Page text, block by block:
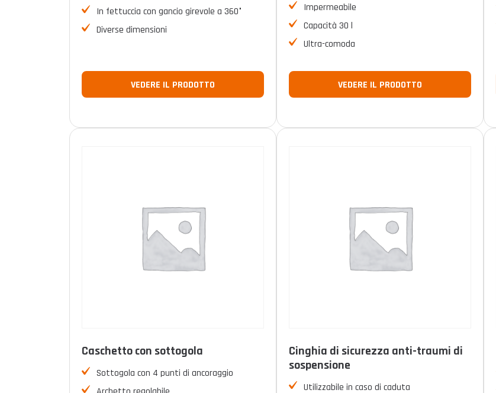
In fettuccia con gancio girevole a 360°
Diverse dimensioni
VEDERE IL PRODOTTO
Impermeabile
Capacità 30 l
Ultra-comoda
VEDERE IL PRODOTTO
Caschetto con sottogola
Sottogola con 4 punti di ancoraggio
Cinghia di sicurezza anti-traumi di
sospensione
Utilizzabile in caso di caduta